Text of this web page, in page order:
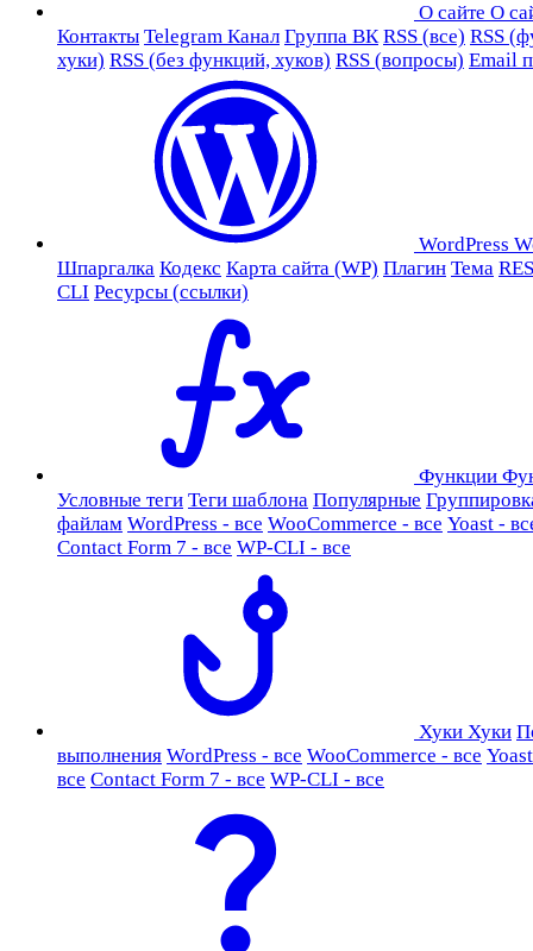
О сайте О
Контакты Telegram Канал Группа ВК RSS (все) RSS
хуки) RSS (без функций, хуков) RSS (вопросы) Email
WordPress
Шпаргалка Кодекс Карта сайта (WP) Плагин Тема
CLI Ресурсы (ссылки)
Функции
Условные теги Теги шаблона Популярные
файлам WordPress - все WooCommerce - все Yoast -
Contact Form 7 - все WP-CLI - все
Хуки Хуки
выполнения WordPress - все WooCommerce - все
все Contact Form 7 - все WP-CLI - все